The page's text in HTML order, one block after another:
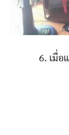
6. เมื่อ